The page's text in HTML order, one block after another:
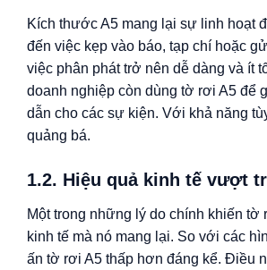
Kích thước A5 mang lại sự linh hoạt
đến việc kẹp vào báo, tạp chí hoặc
việc phân phát trở nên dễ dàng và ít
doanh nghiệp còn dùng tờ rơi A5 để
dẫn cho các sự kiện. Với khả năng
quảng bá.
1.2. Hiệu quả kinh tế vượt
Một trong những lý do chính khiến tờ
kinh tế mà nó mang lại. So với các
ấn tờ rơi A5 thấp hơn đáng kể. Điều